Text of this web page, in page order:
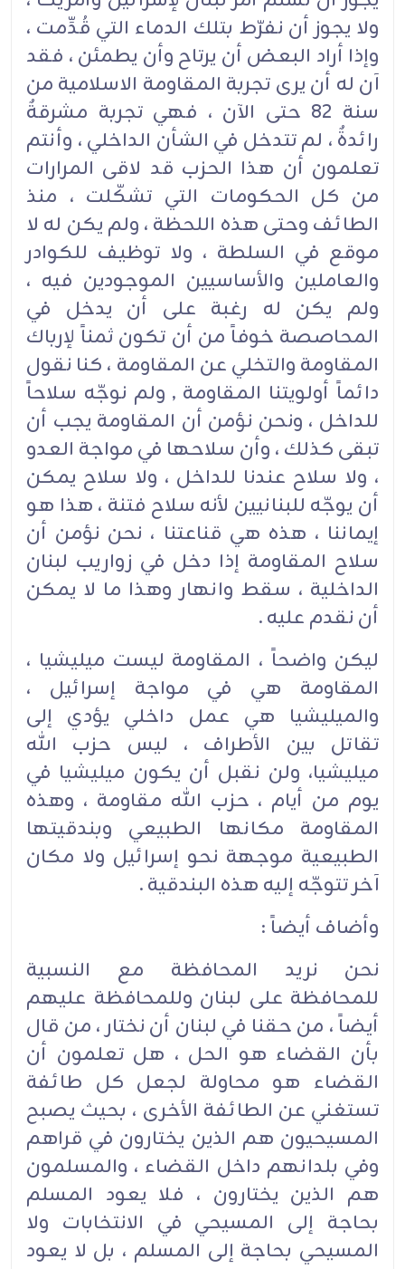
ولا يجوز أن نفرّط بتلك الدماء التي قُدِّمت ،
وإذا أراد البعض أن يرتاح وأن يطمئن ، فقد
آن له أن يرى تجربة المقاومة الاسلامية من
سنة 82 حتى الآن ، فهي تجربة مشرقةٌ
رائدةٌ ، لم تتدخل في الشأن الداخلي ، وأنتم
تعلمون أن هذا الحزب قد لاقى المرارات
من كل الحكومات التي تشكّلت ، منذ
الطائف وحتى هذه اللحظة ، ولم يكن له لا
موقع في السلطة ، ولا توظيف للكوادر
والعاملين والأساسيين الموجودين فيه ،
ولم يكن له رغبة على أن يدخل في
المحاصصة خوفاً من أن تكون ثمناً لإرباك
المقاومة والتخلي عن المقاومة ، كنا نقول
دائماً أولويتنا المقاومة , ولم نوجّه سلاحاً
للداخل ، ونحن نؤمن أن المقاومة يجب أن
تبقى كذلك ، وأن سلاحها في مواجة العدو
، ولا سلاح عندنا للداخل ، ولا سلاح يمكن
أن يوجّه للبنانيين لأنه سلاح فتنة ، هذا هو
إيماننا ، هذه هي قناعتنا ، نحن نؤمن أن
سلاح المقاومة إذا دخل في زواريب لبنان
الداخلية ، سقط وانهار وهذا ما لا يمكن
أن نقدم عليه .‏
ليكن واضحاً ، المقاومة ليست ميليشيا ،
المقاومة هي في مواجة إسرائيل ،
والميليشيا هي عمل داخلي يؤدي إلى
تقاتل بين الأطراف ، ليس حزب الله
ميليشيا، ولن نقبل أن يكون ميليشيا في
يوم من أيام ، حزب الله مقاومة ، وهذه
المقاومة مكانها الطبيعي وبندقيتها
الطبيعية موجهة نحو إسرائيل ولا مكان
آخر تتوجّه إليه هذه البندقية .‏
وأضاف أيضاً :‏
نحن نريد المحافظة مع النسبية
للمحافظة على لبنان وللمحافظة عليهم
أيضاً ، من حقنا في لبنان أن نختار ، من قال
بأن القضاء هو الحل ، هل تعلمون أن
القضاء هو محاولة لجعل كل طائفة
تستغني عن الطائفة الأخرى ، بحيث يصبح
المسيحيون هم الذين يختارون في قراهم
وفي بلدانهم داخل القضاء ، والمسلمون
هم الذين يختارون ، فلا يعود المسلم
بحاجة إلى المسيحي في الانتخابات ولا
المسيحي بحاجة إلى المسلم ، بل لا يعود